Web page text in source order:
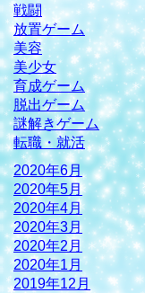
戦闘
放置ゲーム
美容
美少女
育成ゲーム
脱出ゲーム
謎解きゲーム
転職・就活
2020年6月
2020年5月
2020年4月
2020年3月
2020年2月
2020年1月
2019年12月